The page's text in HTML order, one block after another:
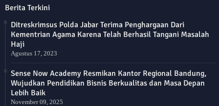
Berita Terkini
Ditreskrimsus Polda Jabar Terima Penghargaan Dari
Kementrian Agama Karena Telah Berhasil Tangani Masalah
Haji
Agustus 17, 2023
Sense Now Academy Resmikan Kantor Regional Bandung,
Wujudkan Pendidikan Bisnis Berkualitas dan Masa Depan
Lebih Baik
November 09, 2025